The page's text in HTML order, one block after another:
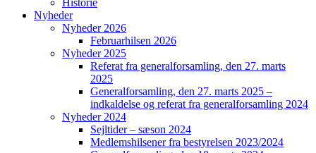
Historie
Nyheder
Nyheder 2026
Februarhilsen 2026
Nyheder 2025
Referat fra generalforsamling, den 27. marts
2025
Generalforsamling, den 27. marts 2025 –
indkaldelse og referat fra generalforsamling 2024
Nyheder 2024
Sejltider – sæson 2024
Medlemshilsener fra bestyrelsen 2023/2024